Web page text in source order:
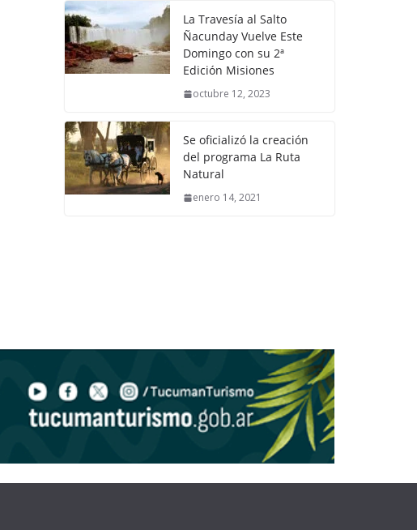
La Travesía al Salto
Ñacunday Vuelve Este
Domingo con su 2ª
Edición Misiones
octubre 12, 2023
Se oficializó la creación
del programa La Ruta
Natural
enero 14, 2021